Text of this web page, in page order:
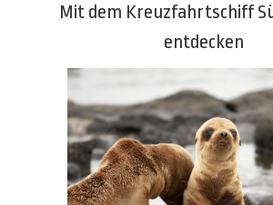
Mit dem Kreuzfahrtschiff
entdecken